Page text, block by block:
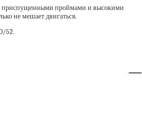
проймами и высокими
не мешает двигаться.
52.